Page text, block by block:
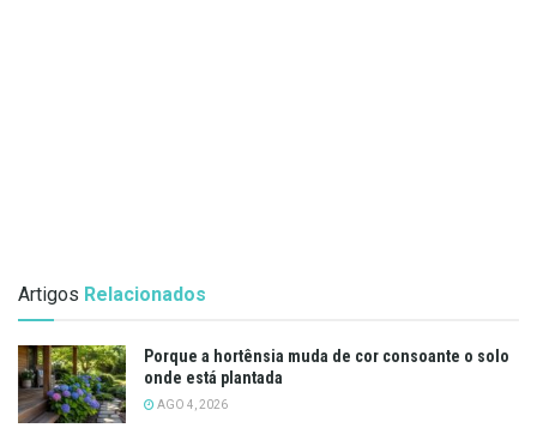
Artigos Relacionados
Porque a hortênsia muda de cor consoante o solo
onde está plantada
AGO 4, 2026